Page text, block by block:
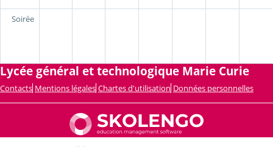
Soirée
Lycée général et technologique Marie Curie
Contacts Mentions légales Chartes d'utilisation Données personnelles